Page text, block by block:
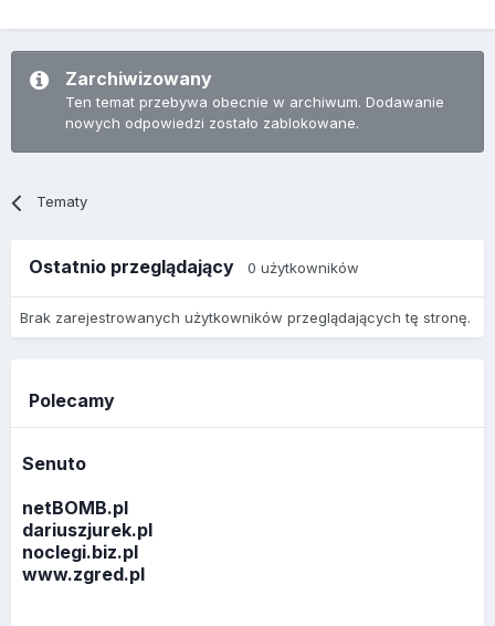
Zarchiwizowany
Ten temat przebywa obecnie w archiwum. Dodawanie
nowych odpowiedzi zostało zablokowane.
Tematy
Ostatnio przeglądający 0 użytkowników
Brak zarejestrowanych użytkowników przeglądających tę stronę.
Polecamy
Senuto
netBOMB.pl
dariuszjurek.pl
noclegi.biz.pl
www.zgred.pl